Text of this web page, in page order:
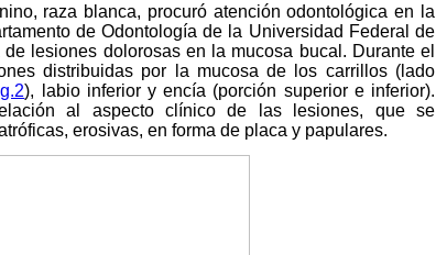
raza blanca, procuró atención odontológica en la
de Odontología de la Universidad Federal de
lesiones dolorosas en la mucosa bucal. Durante el
distribuidas por la mucosa de los carrillos (lado
), labio inferior y encía (porción superior e inferior).
al aspecto clínico de las lesiones, que se
erosivas, en forma de placa y papulares.